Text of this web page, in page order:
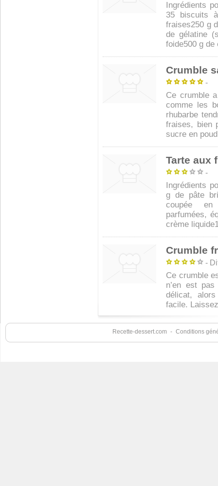
Ingrédients
35 biscuits
fraises250 g
de gélatine
foide500 g
Crumble
-
Ce crumble
comme les
rhubarbe
fraises, bien
sucre en
Tarte aux
-
Ingrédients
g de pâte
coupée
parfumées,
crème
Crumble
-
Ce crumble
n’en est
délicat,
facile.
Recette-dessert.com - Conditions